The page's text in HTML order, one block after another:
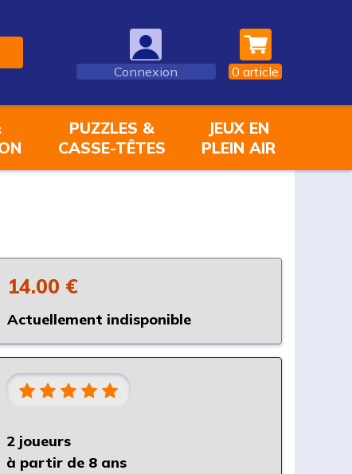
Connexion 0 article
PUZZLES &
CASSE-TÊTES
JEUX EN
PLEIN AIR
14.00 €
Actuellement indisponible
2 joueurs
à partir de 8 ans